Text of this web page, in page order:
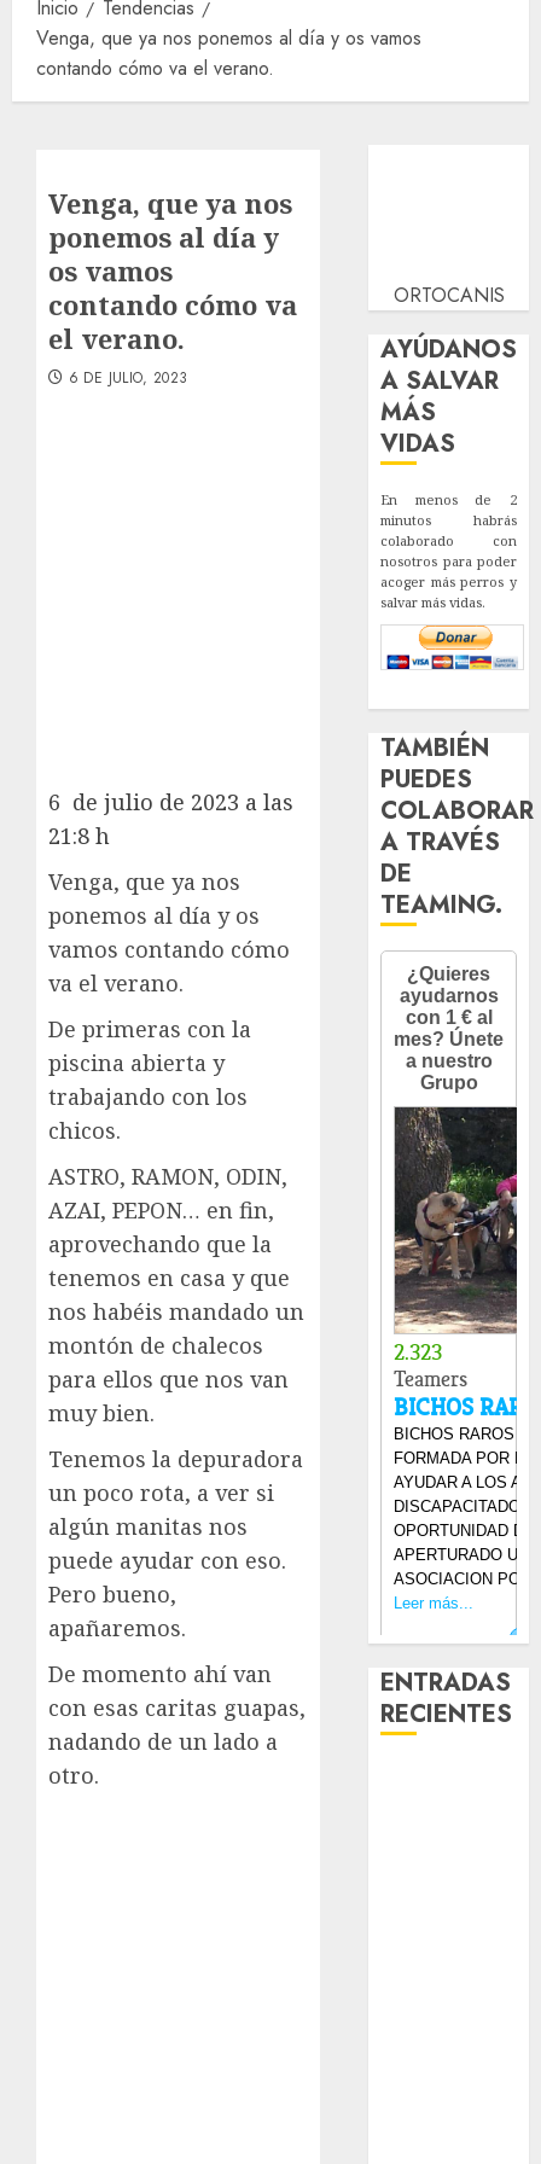
Inicio
Tendencias
Venga, que ya nos ponemos al día y os vamos
contando cómo va el verano.
Venga, que ya nos
ponemos al día y
os vamos
contando cómo va
el verano.
6 DE JULIO, 2023
6 de julio de 2023 a las
21:8 h
Venga, que ya nos
ponemos al día y os
vamos contando cómo
va el verano.
De primeras con la
piscina abierta y
trabajando con los
chicos.
ASTRO, RAMON, ODIN,
AZAI, PEPON… en fin,
aprovechando que la
tenemos en casa y que
nos habéis mandado un
montón de chalecos
para ellos que nos van
muy bien.
Tenemos la depuradora
un poco rota, a ver si
algún manitas nos
puede ayudar con eso.
Pero bueno,
apañaremos.
De momento ahí van
con esas caritas guapas,
nadando de un lado a
otro.
ORTOCANIS
AYÚDANOS
A SALVAR
MÁS
VIDAS
En menos de 2
minutos habrás
colaborado con
nosotros para poder
acoger más perros y
salvar más vidas.
TAMBIÉN
PUEDES
COLABORAR
A TRAVÉS
DE
TEAMING.
ENTRADAS
RECIENTES